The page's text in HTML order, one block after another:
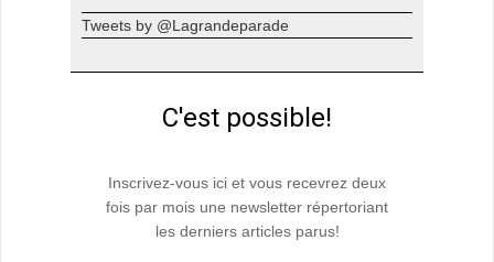
Tweets by @Lagrandeparade
C'est possible!
Inscrivez-vous ici et vous recevrez deux
fois par mois une newsletter répertoriant
les derniers articles parus!